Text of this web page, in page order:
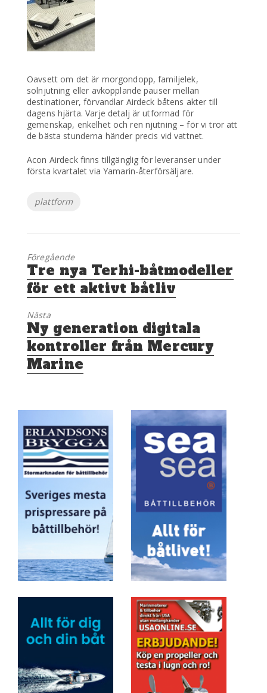
Oavsett om det är morgondopp, familjelek,
solnjutning eller avkopplande pauser mellan
destinationer, förvandlar Airdeck båtens akter till
dagens hjärta. Varje detalj är utformad för
gemenskap, enkelhet och ren njutning – för vi tror att
de bästa stunderna händer precis vid vattnet.
Acon Airdeck finns tillgänglig för leveranser under
första kvartalet via Yamarin-återförsäljare.
Etiketter
plattform
Föregående
Föregående
inlägg:
Tre nya Terhi-båtmodeller
för ett aktivt båtliv
Nästa
Nästa
inlägg:
Ny generation digitala
kontroller från Mercury
Marine